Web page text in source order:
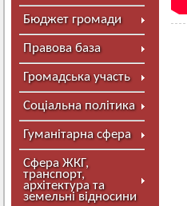
Бюджет громади
Правова база
Громадська участь
Соціальна політика
Гуманітарна сфера
Сфера ЖКГ,
транспорт,
архітектура та
земельні відносини